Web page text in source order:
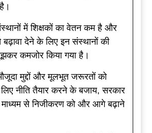
में शिक्षकों का वेतन कम है और
बढ़ावा देने के लिए इन संस्थानों की
कमजोर किया गया है।
मुद्दों और मूलभूत जरूरतों को
नीति तैयार करने के बजाय, सरकार
माध्यम से निजीकरण को और आगे बढ़ाने